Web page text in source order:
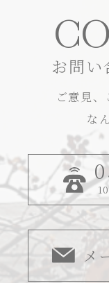
お問い
ご意見
な
メ